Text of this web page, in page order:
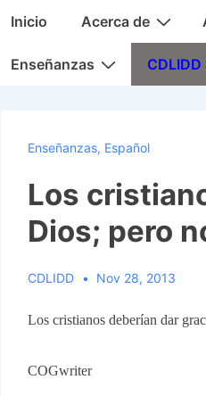
MainInicio Acerca de
Enseñanzas
Enseñanzas, Español
Los
Dios; pero
CDLIDD Nov 28, 2013
Los cristianos deberían dar
COGwriter